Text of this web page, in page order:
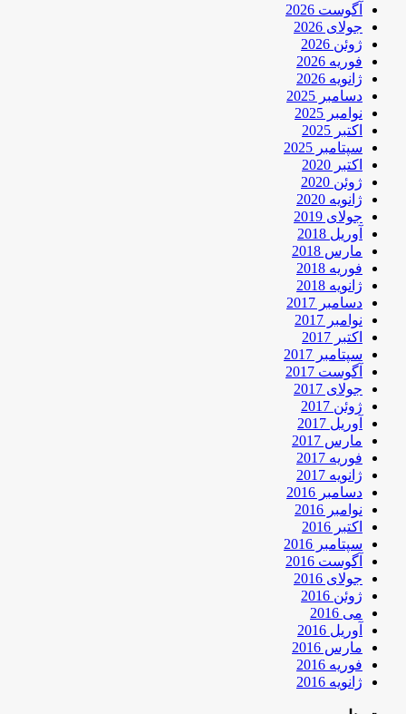
آگوست 2026
جولای 2026
ژوئن 2026
فوریه 2026
ژانویه 2026
دسامبر 2025
نوامبر 2025
اکتبر 2025
سپتامبر 2025
اکتبر 2020
ژوئن 2020
ژانویه 2020
جولای 2019
آوریل 2018
مارس 2018
فوریه 2018
ژانویه 2018
دسامبر 2017
نوامبر 2017
اکتبر 2017
سپتامبر 2017
آگوست 2017
جولای 2017
ژوئن 2017
آوریل 2017
مارس 2017
فوریه 2017
ژانویه 2017
دسامبر 2016
نوامبر 2016
اکتبر 2016
سپتامبر 2016
آگوست 2016
جولای 2016
ژوئن 2016
می 2016
آوریل 2016
مارس 2016
فوریه 2016
ژانویه 2016